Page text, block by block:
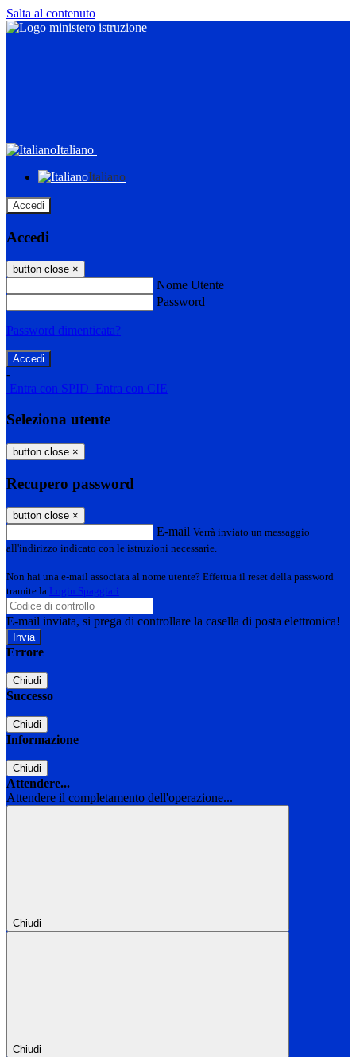
Salta al contenuto
Italiano
Italiano
Accedi
Accedi
button close ×
Nome Utente
Password
Password dimenticata?
-
Entra con SPID Entra con CIE
Seleziona utente
button close ×
Recupero password
button close ×
E-mail Verrà inviato un messaggio
all'indirizzo indicato con le istruzioni necessarie.
Non hai una e-mail associata al nome utente? Effettua il reset della password
tramite la Login Spaggiari
E-mail inviata, si prega di controllare la casella di posta elettronica!
Errore
Chiudi
Successo
Chiudi
Informazione
Chiudi
Attendere...
Attendere il completamento dell'operazione...
Chiudi
Chiudi